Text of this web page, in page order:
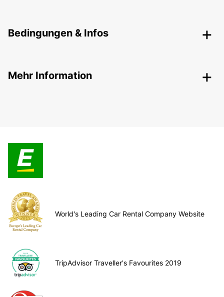
Bedingungen & Infos
Mehr Information
World's Leading Car Rental Company Website
TripAdvisor Traveller's Favourites 2019